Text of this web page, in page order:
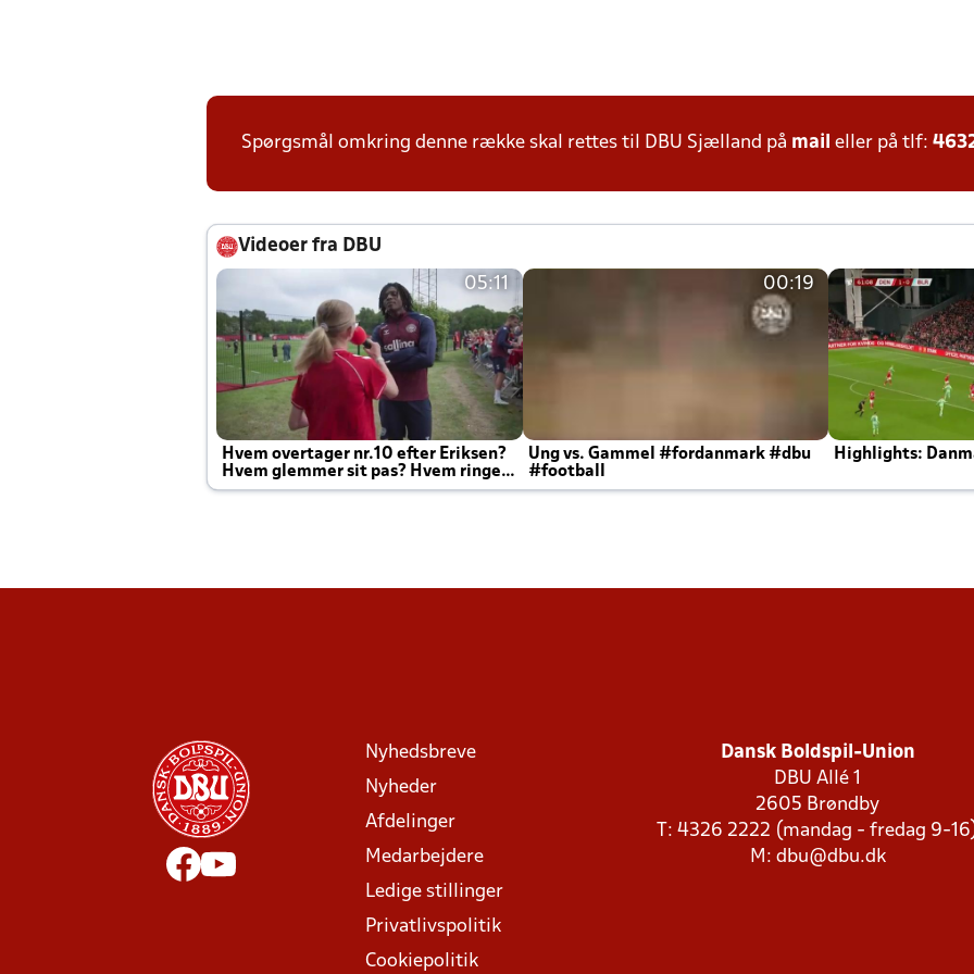
Spørgsmål omkring denne række skal rettes til DBU Sjælland på mail eller på tlf:
Videoer fra DBU
05:11
Hvem overtager nr.10 efter Eriksen?
Hvem glemmer sit pas? Hvem ringer
Joachim altid til efter kampe?
00:19
Ung vs. Gammel #fordanmark #dbu
#football
Highlights:
Nyhedsbreve
Nyheder
Afdelinger
Medarbejdere
Ledige stillinger
Privatlivspolitik
Cookiepolitik
Dansk Boldspil-Union
DBU Allé 1
2605 Brøndby
T: 4326 2222 (mandag - fredag 9-
M: dbu@dbu.dk